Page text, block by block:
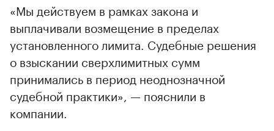
«Мы действуем в рамках закона и
выплачивали возмещение в пределах
установленного лимита. Судебные решения
о взыскании сверхлимитных сумм
принимались в период неоднозначной
судебной практики», — пояснили в
компании.